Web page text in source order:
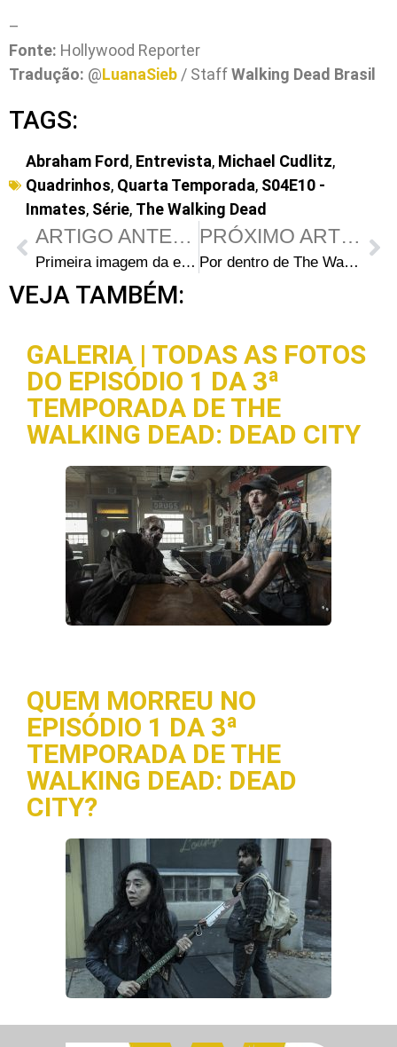
–
Fonte: Hollywood Reporter
Tradução: @LuanaSieb / StaffWalking Dead Brasil
TAGS:
Abraham Ford , Entrevista, Michael Cudlitz,
Quadrinhos, Quarta Temporada, S04E10 -
Inmates, Série, The Walking Dead
ARTIGO ANTERIOR
Primeira imagem da edição especial do blu-ray da 4ª temporada de The Walking Dead – Walker da Árvore
PRÓXIMO ARTIGO
Por dentro de The Walking Dead: Elenco e produtores comentam o episódio S04E10 – “Inmates”
VEJA TAMBÉM:
GALERIA | TODAS AS FOTOS
DO EPISÓDIO 1 DA 3ª
TEMPORADA DE THE
WALKING DEAD: DEAD CITY
QUEM MORREU NO
EPISÓDIO 1 DA 3ª
TEMPORADA DE THE
WALKING DEAD: DEAD
CITY?